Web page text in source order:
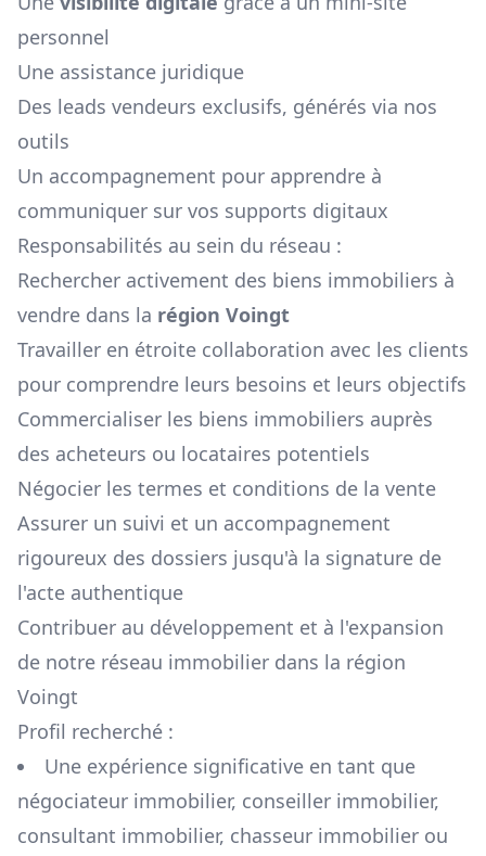
personnel
Une assistance juridique
Des leads vendeurs exclusifs, générés via nos
outils
Un accompagnement pour apprendre à
communiquer sur vos supports digitaux
Responsabilités au sein du réseau :
Rechercher activement des biens immobiliers à
vendre dans la région Voingt
Travailler en étroite collaboration avec les clients
pour comprendre leurs besoins et leurs objectifs
Commercialiser les biens immobiliers auprès
des acheteurs ou locataires potentiels
Négocier les termes et conditions de la vente
Assurer un suivi et un accompagnement
rigoureux des dossiers jusqu'à la signature de
l'acte authentique
Contribuer au développement et à l'expansion
de notre réseau immobilier dans la région
Voingt
Profil recherché :
Une expérience significative en tant que
négociateur immobilier, conseiller immobilier,
consultant immobilier, chasseur immobilier ou